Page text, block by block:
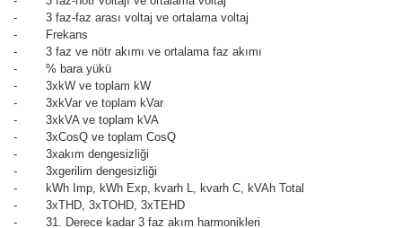
- 3 faz-faz arası voltaj ve ortalama voltaj
- Frekans
- 3 faz ve nötr akımı ve ortalama faz akımı
- % bara yükü
- 3xkW ve toplam kW
- 3xkVar ve toplam kVar
- 3xkVA ve toplam kVA
- 3xCosQ ve toplam CosQ
- 3xakım dengesizliği
- 3xgerilim dengesizliği
- kWh Imp, kWh Exp, kvarh L, kvarh C, kVAh Total
- 3xTHD, 3xTOHD, 3xTEHD
- 31. Derece kadar 3 faz akım harmonikleri